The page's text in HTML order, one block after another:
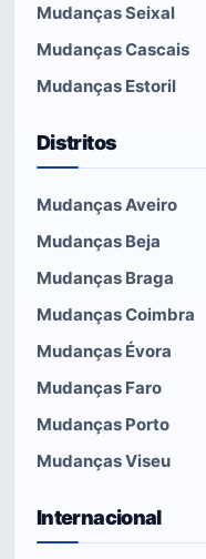
Mudanças Seixal
Mudanças Cascais
Mudanças Estoril
Distritos
Mudanças Aveiro
Mudanças Beja
Mudanças Braga
Mudanças Coimbra
Mudanças Évora
Mudanças Faro
Mudanças Porto
Mudanças Viseu
Internacional